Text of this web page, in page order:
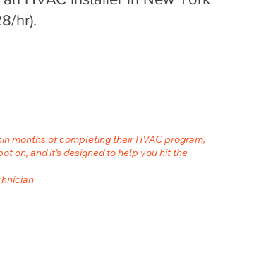
hr).
months of completing their HVAC program,
on, and it’s designed to help you hit the